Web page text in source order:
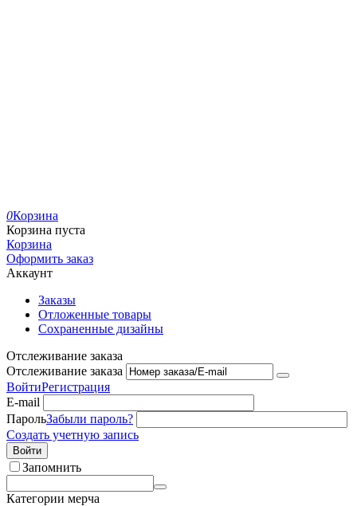
0Корзина
Корзина пуста
Корзина
Оформить заказ
Аккаунт
Заказы
Отложенные товары
Сохраненные дизайны
Отслеживание заказа
Отслеживание заказа
ВойтиРегистрация
E-mail
ПарольЗабыли пароль?
Создать учетную запись
Войти
Запомнить
Категории мерча